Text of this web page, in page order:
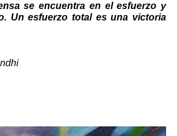
se encuentra en el esfuerzo y
Un esfuerzo total es una victoria